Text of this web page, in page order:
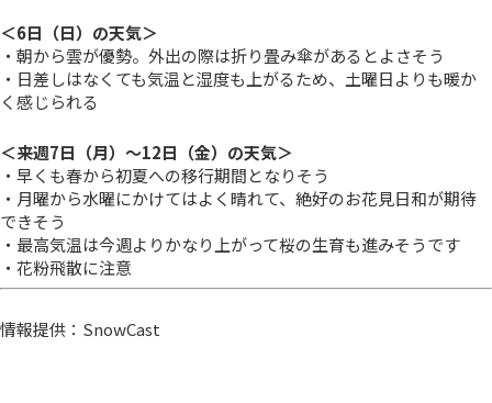
＜6日（日）の天気＞
・朝から雲が優勢。外出の際は折り畳み傘があるとよさそう
・日差しはなくても気温と湿度も上がるため、土曜日よりも暖か
く感じられる
＜来週7日（月）～12日（金）の天気＞
・早くも春から初夏への移行期間となりそう
・月曜から水曜にかけてはよく晴れて、絶好のお花見日和が期待
できそう
・最高気温は今週よりかなり上がって桜の生育も進みそうです
・花粉飛散に注意
情報提供：SnowCast